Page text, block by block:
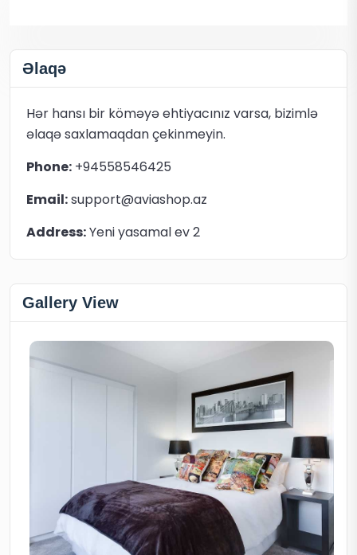
Əlaqə
Hər hansı bir köməyə ehtiyacınız varsa, bizimlə
əlaqə saxlamaqdan çekinmeyin.
Phone: +94558546425
Email:support@aviashop.az
Address:Yeni yasamal ev 2
Gallery View